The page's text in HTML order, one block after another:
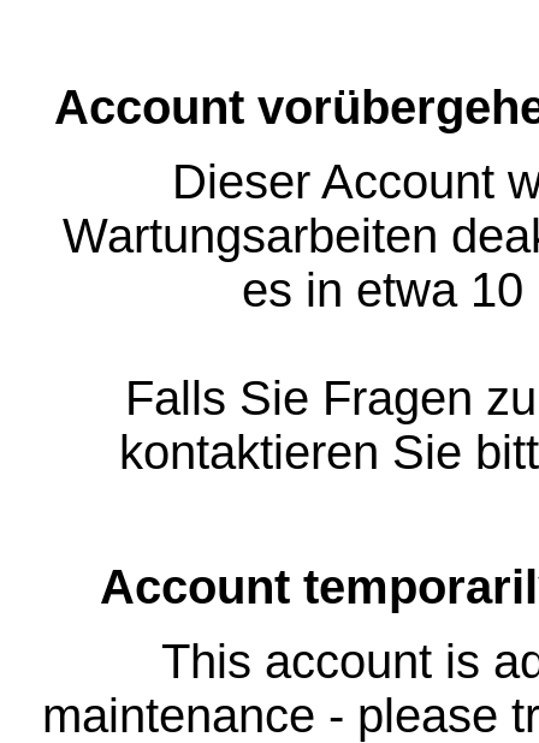
Account
Dieser Account
Wartungsarbeiten
es in etwa
Falls Sie Fragen
kontaktieren Sie
Account
This account is
maintenance - please